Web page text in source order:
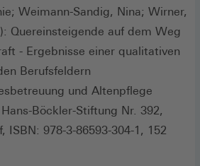
Weimann-Sandig, Nina; Wirner,
Quereinsteigende auf dem Weg
- Ergebnisse einer qualitativen
Berufsfeldern
und Altenpflege
Böckler-Stiftung Nr. 392,
ISBN: 978-3-86593-304-1, 152